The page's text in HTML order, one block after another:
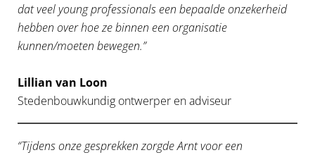
dat veel young professionals een bepaalde onzekerheid
hebben over hoe ze binnen een organisatie
kunnen/moeten bewegen.”
Lillian van Loon
Stedenbouwkundig ontwerper en adviseur
“Tijdens onze gesprekken zorgde Arnt voor een